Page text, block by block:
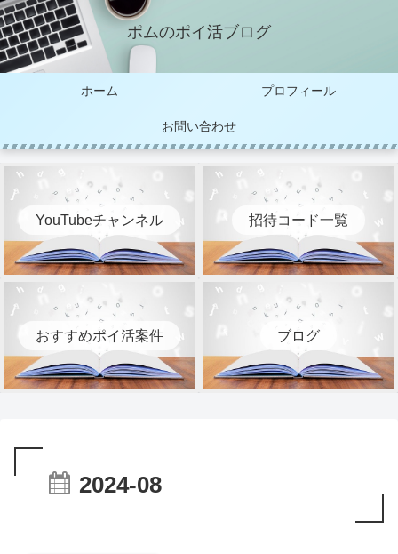
ポムのポイ活ブログ
ホーム プロフィール
お問い合わせ
YouTubeチャンネル 招待コード一覧
おすすめポイ活案件 ブログ
2024-08